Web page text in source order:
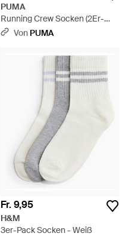
PUMA
Running Crew Socken (2Er-
Pack) Kleidung - Weiß
Von PUMA
Fr. 9,95
H&M
3er-Pack Socken - Weiß